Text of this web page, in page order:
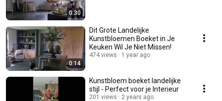
0:30
0:14
Dit Grote Landelijke
Kunstbloemen Boeket in Je
Keuken Wil Je Niet Missen!
474 views 1 year ago
Kunstbloem boeket landelijke
stijl - Perfect voor je Interieur
201 views 2 years ago